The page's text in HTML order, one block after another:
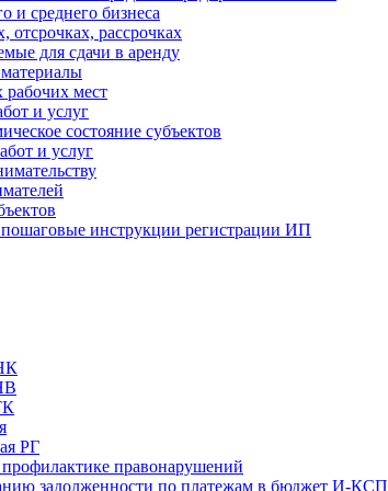
и среднего бизнеса
отсрочках, рассрочках
для сдачи в аренду
мест
и услуг
состояние субъектов
и услуг
инструкции регистрации ИП
РГ
правонарушений
задолженности по платежам в бюджет И-КСП